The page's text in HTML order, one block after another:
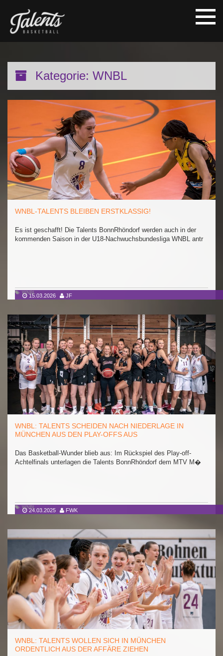
Kategorie: WNBL
15.03.2026 JF
WNBL-TALENTS BLEIBEN ERSTKLASSIG!
Es ist geschafft! Die Talents BonnRhöndorf werden auch in der
kommenden Saison in der U18-Nachwuchsbundesliga WNBL antr
WNBL
24.03.2025 FWK
WNBL: TALENTS SCHEIDEN NACH NIEDERLAGE IN
MÜNCHEN AUS DEN PLAY-OFFS AUS
Das Basketball-Wunder blieb aus: Im Rückspiel des Play-off-
Achtelfinals unterlagen die Talents BonnRhöndorf dem MTV M�
WNBL
WNBL: TALENTS WOLLEN SICH IN MÜNCHEN
ORDENTLICH AUS DER AFFÄRE ZIEHEN